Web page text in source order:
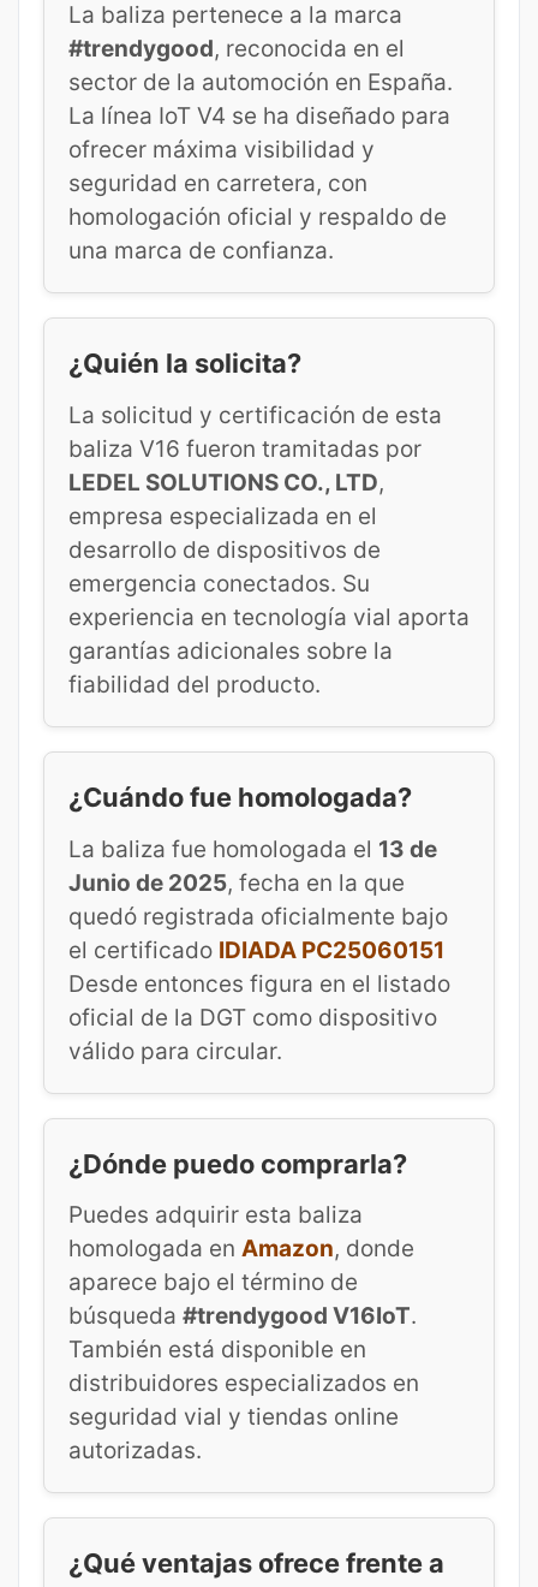
La baliza pertenece a la marca
#trendygood, reconocida en el
sector de la automoción en España.
La línea IoT V4 se ha diseñado para
ofrecer máxima visibilidad y
seguridad en carretera, con
homologación oficial y respaldo de
una marca de confianza.
¿Quién la solicita?
La solicitud y certificación de esta
baliza V16 fueron tramitadas por
LEDEL SOLUTIONS CO., LTD,
empresa especializada en el
desarrollo de dispositivos de
emergencia conectados. Su
experiencia en tecnología vial aporta
garantías adicionales sobre la
fiabilidad del producto.
¿Cuándo fue homologada?
La baliza fue homologada el 13 de
Junio de 2025, fecha en la que
quedó registrada oficialmente bajo
el certificado IDIADA PC25060151
Desde entonces figura en el listado
oficial de la DGT como dispositivo
válido para circular.
¿Dónde puedo comprarla?
Puedes adquirir esta baliza
homologada en Amazon, donde
aparece bajo el término de
búsqueda #trendygood V16IoT.
También está disponible en
distribuidores especializados en
seguridad vial y tiendas online
autorizadas.
¿Qué ventajas ofrece frente a